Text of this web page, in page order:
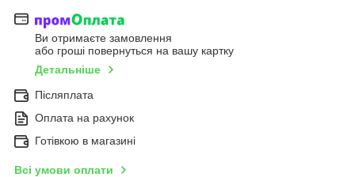
Ви отримаєте замовлення
або гроші повернуться на вашу картку
Детальніше
Післяплата
Оплата на рахунок
Готівкою в магазині
Всі умови оплати